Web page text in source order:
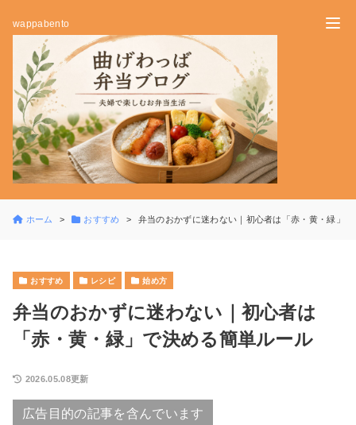
wappabento
ホーム おすすめ 弁当のおかずに迷わない｜初心者は「赤・黄・緑」
おすすめ レシピ 始め方
弁当のおかずに迷わない｜初心者は
「赤・黄・緑」で決める簡単ルール
2026.05.08更新
広告目的の記事を含んでいます